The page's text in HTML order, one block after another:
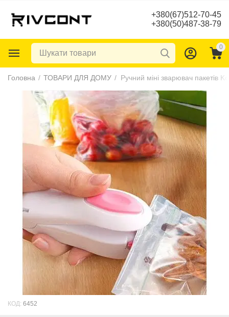
+380(67)512-70-45
+380(50)487-38-79
0
Головна / ТОВАРИ ДЛЯ ДОМУ /
КОД: 6452